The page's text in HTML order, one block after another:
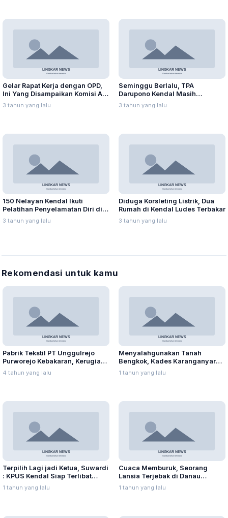
Gelar Rapat Kerja dengan OPD,
Ini Yang Disampaikan Komisi A
DPRD Kabupaten Kendal
3 tahun yang lalu
Seminggu Berlalu, TPA
Darupono Kendal Masih
Keluarkan Kepulan Asap
3 tahun yang lalu
150 Nelayan Kendal Ikuti
Pelatihan Penyelamatan Diri di
Laut
3 tahun yang lalu
Diduga Korsleting Listrik, Dua
Rumah di Kendal Ludes Terbakar
3 tahun yang lalu
Rekomendasi untuk kamu
Pabrik Tekstil PT Unggulrejo
Purworejo Kebakaran, Kerugian
Capai Puluhan Juta Rupiah
4 tahun yang lalu
Menyalahgunakan Tanah
Bengkok, Kades Karanganyar
Ditangkap Kejari
1 tahun yang lalu
Terpilih Lagi jadi Ketua, Suwardi
: KPUS Kendal Siap Terlibat
Suplai Telur untuk MBG
1 tahun yang lalu
Cuaca Memburuk, Seorang
Lansia Terjebak di Danau
Rawapening Saat Mencari
Enceng Gondok
1 tahun yang lalu